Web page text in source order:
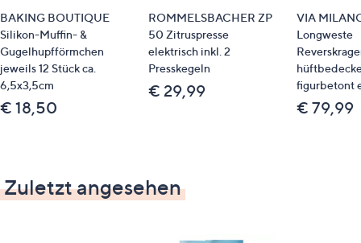
BAKING BOUTIQUE
Silikon-Muffin- &
Gugelhupfförmchen
jeweils 12 Stück ca.
6,5x3,5cm
€ 18,50
ROMMELSBACHER ZP
50 Zitruspresse
elektrisch inkl. 2
Presskegeln
€ 29,99
VIA
Longweste
figurbetont
€ 79,99
Zuletzt angesehen